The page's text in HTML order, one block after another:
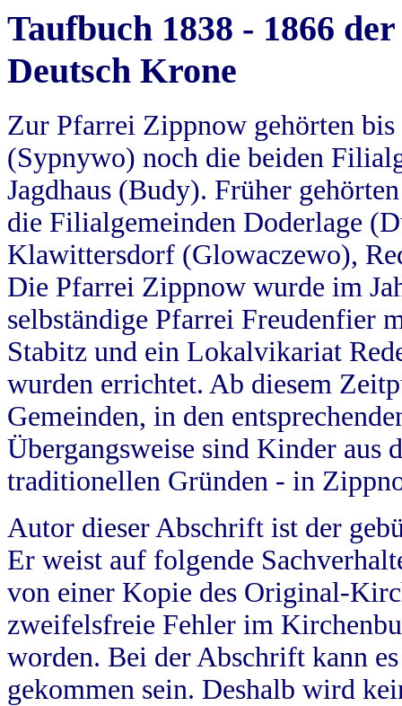
Taufbuch 1838 - 1866
Deutsch Krone
Zur Pfarrei Zippnow gehörten
(Sypnywo) noch die beiden
Jagdhaus (Budy). Früher
die Filialgemeinden Doderlage
Klawittersdorf (Glowaczewo),
Die Pfarrei Zippnow wurde im
selbständige Pfarrei Freudenfier
Stabitz und ein Lokalvikariat
wurden errichtet. Ab diesem
Gemeinden, in den
Übergangsweise sind Kinder aus
traditionellen Gründen - in
Autor dieser Abschrift ist der
Er weist auf folgende
von einer Kopie des Original-
zweifelsfreie Fehler im
worden. Bei der Abschrift kann
gekommen sein. Deshalb wird